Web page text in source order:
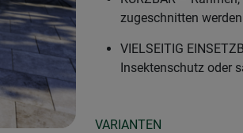
zugeschnitten
VIELSEITIG
Insektenschutz oder
VARIANTEN